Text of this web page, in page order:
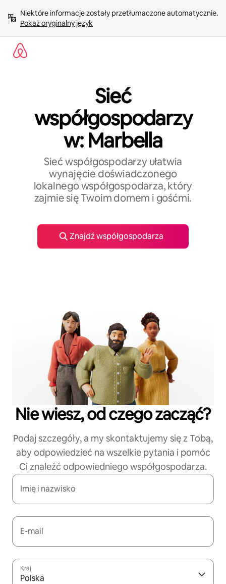
treści Pokaż oryginalny język
Sieć
współgospodarzy
w: Marbella
Sieć współgospodarzy ułatwia
wynajęcie doświadczonego
lokalnego współgospodarza, który
zajmie się Twoim domem i gośćmi.
Znajdź współgospodarza
Nie wiesz, od czego zacząć?
Podaj szczegóły, a my skontaktujemy się z Tobą,
aby odpowiedzieć na wszelkie pytania i pomóc
Ci znaleźć odpowiedniego współgospodarza.
Imię i nazwisko
E-mail
Kraj
Polska